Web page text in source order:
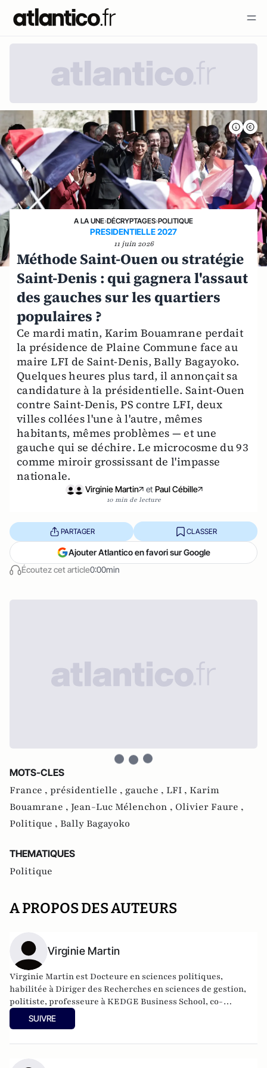
A LA UNE›DÉCRYPTAGES›POLITIQUE
PRESIDENTIELLE 2027
11 juin 2026
Méthode Saint-Ouen ou stratégie
Saint-Denis : qui gagnera l'assaut
des gauches sur les quartiers
populaires ?
Ce mardi matin, Karim Bouamrane perdait
la présidence de Plaine Commune face au
maire LFI de Saint-Denis, Bally Bagayoko.
Quelques heures plus tard, il annonçait sa
candidature à la présidentielle. Saint-Ouen
contre Saint-Denis, PS contre LFI, deux
villes collées l'une à l'autre, mêmes
habitants, mêmes problèmes — et une
gauche qui se déchire. Le microcosme du 93
comme miroir grossissant de l'impasse
nationale.
Virginie Martin et Paul Cébille
10 min de lecture
Écoutez cet article0:00min
PARTAGER CLASSER
Ajouter Atlantico en favori sur Google
MOTS-CLES
France , présidentielle , gauche , LFI , Karim
Bouamrane , Jean-Luc Mélenchon , Olivier Faure ,
Politique , Bally Bagayoko
THEMATIQUES
Politique
A PROPOS DES AUTEURS
Virginie Martin
Virginie Martin est Docteure en sciences politiques,
habilitée à Diriger des Recherches en sciences de gestion,
politiste, professeure à KEDGE Business School, co-
responsable du comité scientifique de la Revue Politique et
Parlementaire.
SUIVRE